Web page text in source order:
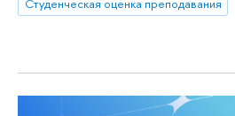
Студенческая оценка преподавания